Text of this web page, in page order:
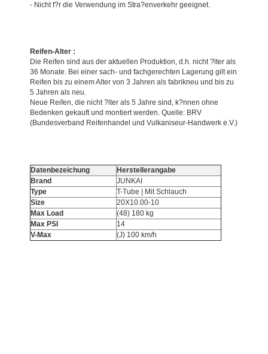
- Nicht f?r die Verwendung im Stra?enverkehr geeignet.
Reifen-Alter :
Die Reifen sind aus der aktuellen Produktion, d.h. nicht ?lter als
36 Monate. Bei einer sach- und fachgerechten Lagerung gilt ein
Reifen bis zu einem Alter von 3 Jahren als fabrikneu und bis zu
5 Jahren als neu.
Neue Reifen, die nicht ?lter als 5 Jahre sind, k?nnen ohne
Bedenken gekauft und montiert werden. Quelle: BRV
(Bundesverband Reifenhandel und Vulkaniseur-Handwerk e.V.)
Datenbezeichung
Herstellerangabe
Brand
JUNKAI
Type
T-Tube | Mit Schlauch
Size
20X10.00-10
Max Load
(48) 180 kg
Max PSI
14
V-Max
(J) 100 km/h